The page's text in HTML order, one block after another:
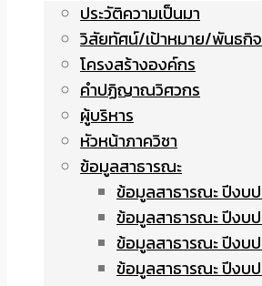
ประวัติความเป็นมา
วิสัยทัศน์/เป้าหมาย/พันธกิ
โครงสร้างองค์กร
คำปฏิญาณวิศวกร
ผู้บริหาร
หัวหน้าภาควิชา
ข้อมูลสาธารณะ
ข้อมูลสาธารณะ ปีงบ
ข้อมูลสาธารณะ ปีงบ
ข้อมูลสาธารณะ ปีงบ
ข้อมูลสาธารณะ ปีงบ